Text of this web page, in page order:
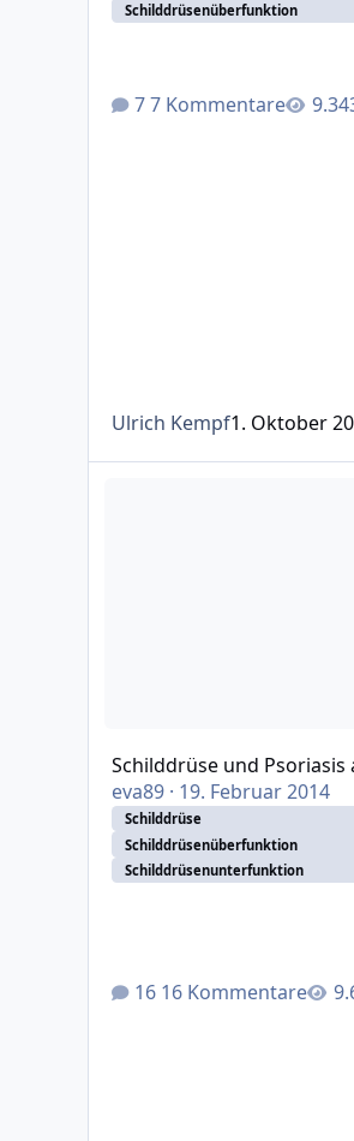
Schilddrüsenüberfunktion
7 Kommentare
Ulrich Kempf1. Oktober
Schilddrüse und Psoriasis
eva89· 19. Februar 2014
Schilddrüse
Schilddrüsenüberfunktion
Schilddrüsenunterfunktion
16 Kommentare